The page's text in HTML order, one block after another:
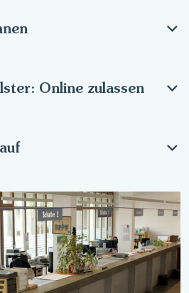
Online zulassen